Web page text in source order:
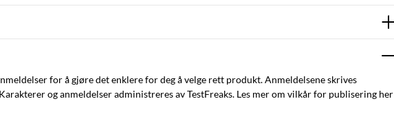
for å gjøre det enklere for deg å velge rett produkt. Anmeldelsene skrives
og anmeldelser administreres av TestFreaks. Les mer om vilkår for publisering her